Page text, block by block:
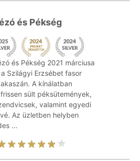
és Pékség
és Pékség 2021 márciusa
Szilágyi Erzsébet fasor
A kínálatban
sült péksütemények,
valamint egyedi
Az üzletben helyben
...